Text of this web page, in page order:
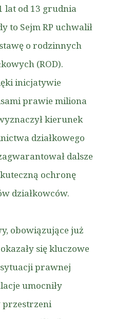
lat od 13 grudnia
to Sejm RP uchwalił
o rodzinnych
(ROD).
inicjatywie
prawie miliona
kierunek
działkowego
dalsze
ochronę
działkowców.
obowiązujące już
się kluczowe
prawnej
umocniły
przestrzeni